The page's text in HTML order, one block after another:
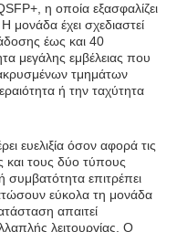
η οποία εξασφαλίζει
μονάδα έχει σχεδιαστεί
έως και 40
μεγάλης εμβέλειας που
τμημάτων
ή την ταχύτητα
ευελιξία όσον αφορά τις
και τους δύο τύπους
επιτρέπει
εύκολα τη μονάδα
απαιτεί
λειτουργίας. Ο